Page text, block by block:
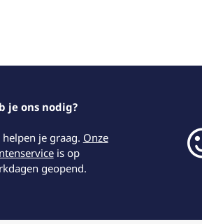
je ons nodig?
helpen je graag. Onze
is op
geopend.